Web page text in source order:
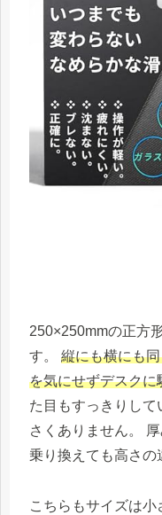
250×250mmの正方
す。 縦にも横にも
を気にせずデスクに
た目もすっきりして
さくありません。
乗り換えても高さの
こちらもサイズは